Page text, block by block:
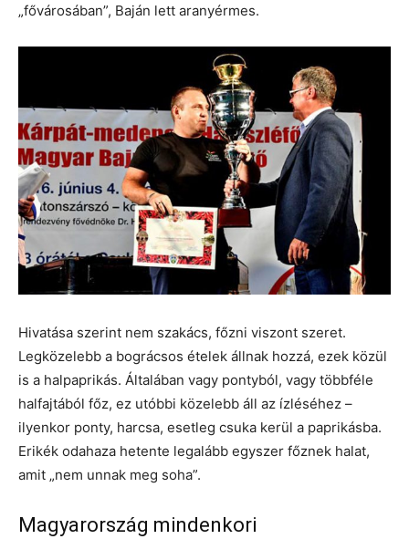
„fővárosában”, Baján lett aranyérmes.
Hivatása szerint nem szakács, főzni viszont szeret.
Legközelebb a bográcsos ételek állnak hozzá, ezek közül
is a halpaprikás. Általában vagy pontyból, vagy többféle
halfajtából főz, ez utóbbi közelebb áll az ízléséhez –
ilyenkor ponty, harcsa, esetleg csuka kerül a paprikásba.
Erikék odahaza hetente legalább egyszer főznek halat,
amit „nem unnak meg soha”.
Magyarország mindenkori